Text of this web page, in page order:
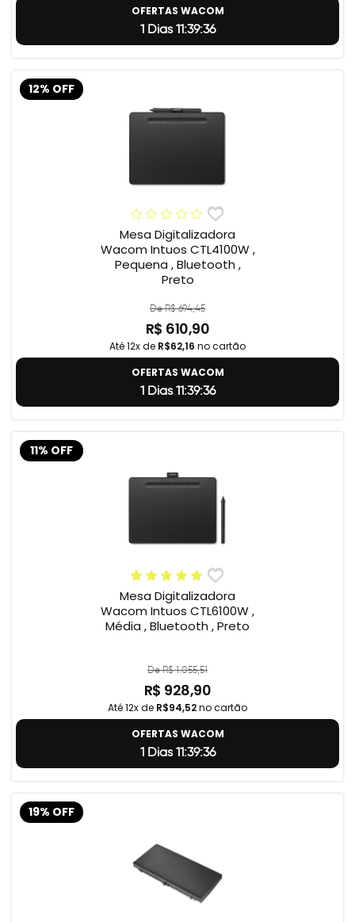
OFERTAS WACOM
1 Dias 11:39:35
12% OFF
Mesa Digitalizadora
Wacom Intuos CTL4100W ,
Pequena , Bluetooth ,
Preto
De R$ 694,45
R$ 610,90
Até 12x de R$62,16 no cartão
OFERTAS WACOM
1 Dias 11:39:35
11% OFF
Mesa Digitalizadora
Wacom Intuos CTL6100W ,
Média , Bluetooth , Preto
De R$ 1.055,51
R$ 928,90
Até 12x de R$94,52no cartão
OFERTAS WACOM
1 Dias 11:39:35
19% OFF